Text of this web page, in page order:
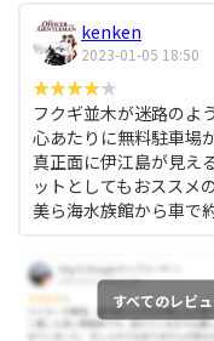
kenken
2023-01-05 18:50
フクギ並木が迷路のよ
心あたりに無料駐車場
真正面に伊江島が見え
ットとしてもおススメ
美ら海水族館から車で
すべてのレビ